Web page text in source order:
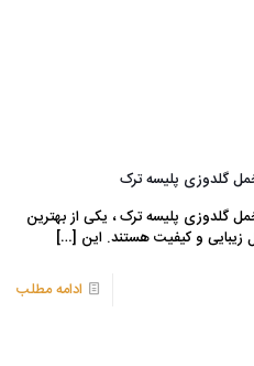
گلدوزی پلیسه ترک
گلدوزی پلیسه ترک ، یکی از بهترین
زیبایی و کیفیت هستند. این […]
ادامه مطلب